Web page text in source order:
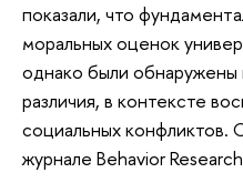
показали, что
моральных оценок
однако были обнаружены
различия, в контексте
социальных конфликтов.
журнале Behavior